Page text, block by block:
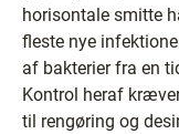
horisontale smitte
fleste nye
af bakterier fra en
Kontrol heraf
til rengøring og